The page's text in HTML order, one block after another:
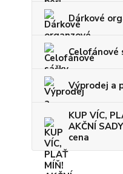
Dárkové
Celofánové
Výprodej a
KUP VÍC,
AKČNÍ
cena